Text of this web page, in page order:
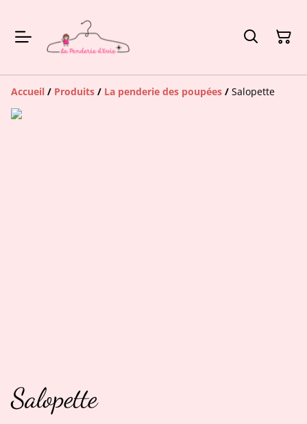
Accueil / Produits / La penderie des poupées / Salopette
Salopette